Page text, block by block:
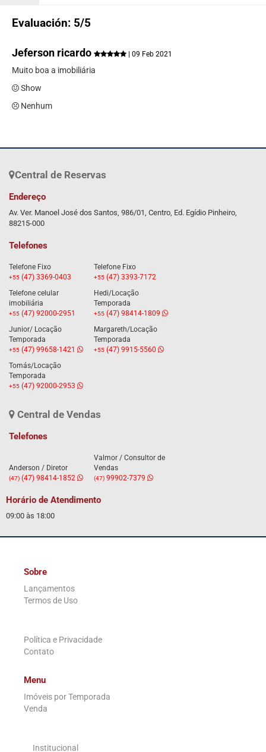
Evaluación: 5/5
Jeferson ricardo | 09 Feb 2021
Muito boa a imobiliária
Show
Nenhum
Central de Reservas
Endereço
Av. Ver. Manoel José dos Santos, 986/01, Centro, Ed. Egídio Pinheiro,
88215-000
Telefones
Telefone Fixo
+55 (47) 3369-0403
Telefone Fixo
+55(47) 3393-7172
Telefone celular
imobiliária
+55 (47) 92000-2951
Hedi/Locação
Temporada
+55(47) 98414-1809
Junior/ Locação
Temporada
+55 (47) 99658-1421
Margareth/Locação
Temporada
+55(47) 9915-5560
Tomás/Locação
Temporada
+55 (47) 92000-2953
Central de Vendas
Telefones
Anderson / Diretor
(47) (47) 98414-1852
Valmor / Consultor de
Vendas
(47)99902-7379
Horário de Atendimento
09:00 às 18:00
Sobre
Lançamentos
Termos de Uso
Política e Privacidade
Contato
Menu
Imóveis por Temporada
Venda
Institucional